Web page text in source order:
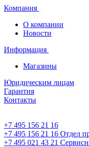
Компания
О компании
Новости
Информация
Магазины
Юридическим лицам
Гарантия
Контакты
+7 495 156 21 16
+7 495 156 21 16 Отдел
+7 495 021 43 21